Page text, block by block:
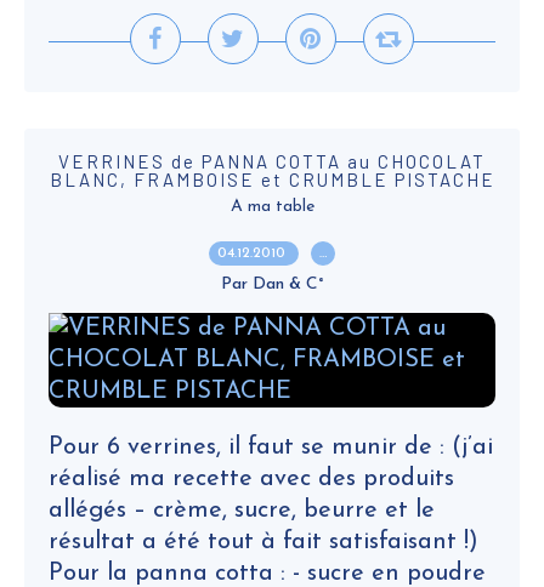
VERRINES de PANNA COTTA au CHOCOLAT
BLANC, FRAMBOISE et CRUMBLE PISTACHE
A ma table
04.12.2010 …
Par Dan & C°
Pour 6 verrines, il faut se munir de : (j’ai
réalisé ma recette avec des produits
allégés – crème, sucre, beurre et le
résultat a été tout à fait satisfaisant !)
Pour la panna cotta : - sucre en poudre